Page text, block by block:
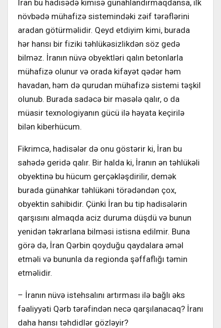
İran bu hadisədə kimisə günahlandırmaqdansa, ilk
növbədə mühafizə sistemindəki zəif tərəflərini
aradan götürməlidir. Qeyd etdiyim kimi, burada
hər hansı bir fiziki təhlükəsizlikdən söz gedə
bilməz. İranın nüvə obyektləri qalın betonlarla
mühafizə olunur və orada kifayət qədər həm
havadan, həm də qurudan mühafizə sistemi təşkil
olunub. Burada sadəcə bir məsələ qalır, o da
müasir texnologiyanın gücü ilə həyata keçirilə
bilən kiberhücum.
Fikrimcə, hadisələr də onu göstərir ki, İran bu
sahədə geridə qalır. Bir halda ki, İranın ən təhlükəli
obyektinə bu hücum gerçəkləşdirilir, demək
burada günahkar təhlükəni törədəndən çox,
obyektin sahibidir. Çünki İran bu tip hadisələrin
qarşısını almaqda aciz duruma düşdü və bunun
yenidən təkrarlana bilməsi istisna edilmir. Buna
görə də, İran Qərbin qoyduğu qaydalara əməl
etməli və bununla da regionda şəffaflığı təmin
etməlidir.
– İranın nüvə istehsalını artırması ilə bağlı əks
fəaliyyəti Qərb tərəfindən necə qarşılanacaq? İranı
daha hansı təhdidlər gözləyir?